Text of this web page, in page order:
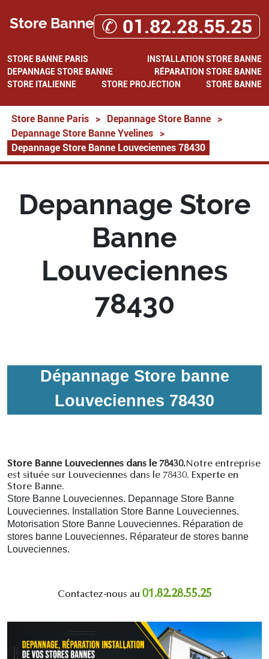
Store Banne ✆ 01.82.28.55.25
STORE BANNE PARIS
INSTALLATION STORE BANNE
DEPANNAGE STORE BANNE
RÉPARATION STORE BANNE
STORE ITALIENNE
STORE PROJECTION STORE BANNE
Store Banne Paris > Depannage Store Banne
>
Depannage Store Banne Yvelines
>
Depannage Store Banne Louveciennes 78430
Depannage Store
Banne
Louveciennes
78430
Dépannage Store banne
Louveciennes 78430
Store Banne Louveciennes dans le 78430.Notre entreprise
est située sur Louveciennes dans le 78430. Experte en
Store Banne.
Store Banne Louveciennes. Depannage Store Banne
Louveciennes. Installation Store Banne Louveciennes.
Motorisation Store Banne Louveciennes. Réparation de
stores banne Louveciennes. Réparateur de stores banne
Louveciennes.
Contactez-nous au 01.82.28.55.25